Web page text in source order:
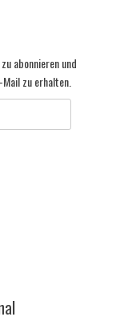
abonnieren und
zu erhalten.